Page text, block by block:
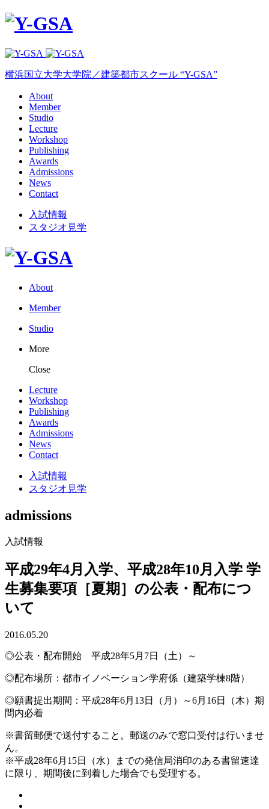
横浜国立大学大学院／建築都市スクール “Y-GSA”
About
Member
Studio
Lecture
Workshop
Publishing
Awards
Admissions
News
Contact
入試情報
スタジオ見学
About
Member
Studio
More
Close
Lecture
Workshop
Publishing
Awards
Admissions
News
Contact
入試情報
スタジオ見学
admissions
入試情報
平成29年4月入学、平成28年10月入学 学
生募集要項［夏期］の公表・配布につ
いて
2016.05.20
◎公表・配布開始 平成28年5月7日（土）～
◎配布場所：都市イノベーション学府係（建築学棟8階）
◎願書提出期間：平成28年6月13日（月）～6月16日（木）期
間内必着
※書留郵便で送付すること。郵送のみで窓口受付は行いませ
ん。
※平成28年6月15日（水）までの発信局消印のある書留速達
に限り、期間後に到着した場合でも受理する。